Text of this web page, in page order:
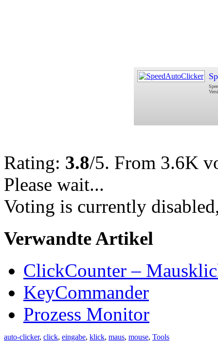
Rating: 3.8/5. From 3.6K
Please wait...
Voting is currently
Verwandte Artikel
ClickCounter –
KeyCommander
Prozess Monitor
auto-clicker, click, eingabe, klick, maus, mouse, Tools